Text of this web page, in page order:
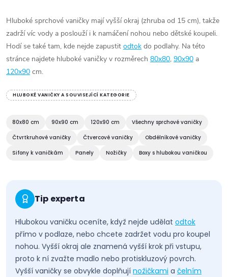
d
a
c
í
p
v
p
Hluboké sprchové vaničky mají vyšší okraj (zhruba od 15 cm), takže
zadrží víc vody a poslouží i k namáčení nohou nebo dětské koupeli.
Hodí se také tam, kde nejde zapustit odtok do podlahy. Na této
stránce najdete hluboké vaničky v rozměrech 80x80, 90x90 a
120x90 cm.
HLUBOKÉ VANIČKY A SOUVISEJÍCÍ KATEGORIE
80x80 cm 90x90 cm 120x90 cm
Všechny sprchové vaničky
Čtvrtkruhové vaničky
Čtvercové vaničky
Obdélníkové vaničky
Sifony k vaničkám
Panely Nožičky Boxy s hlubokou vaničkou
Tip experta
Hlubokou vaničku oceníte, když nejde udělat odtok
přímo v podlaze, nebo chcete zadržet vodu pro koupel
nohou. Vyšší okraj ale znamená vyšší krok při vstupu,
proto k ní zvažte madlo nebo protiskluzový povrch.
Vyšší vaničky se obvykle doplňují nožičkami a čelním